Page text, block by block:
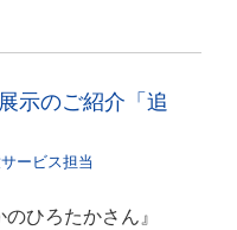
示のご紹介「追
ービス担当
ひろたかさん』